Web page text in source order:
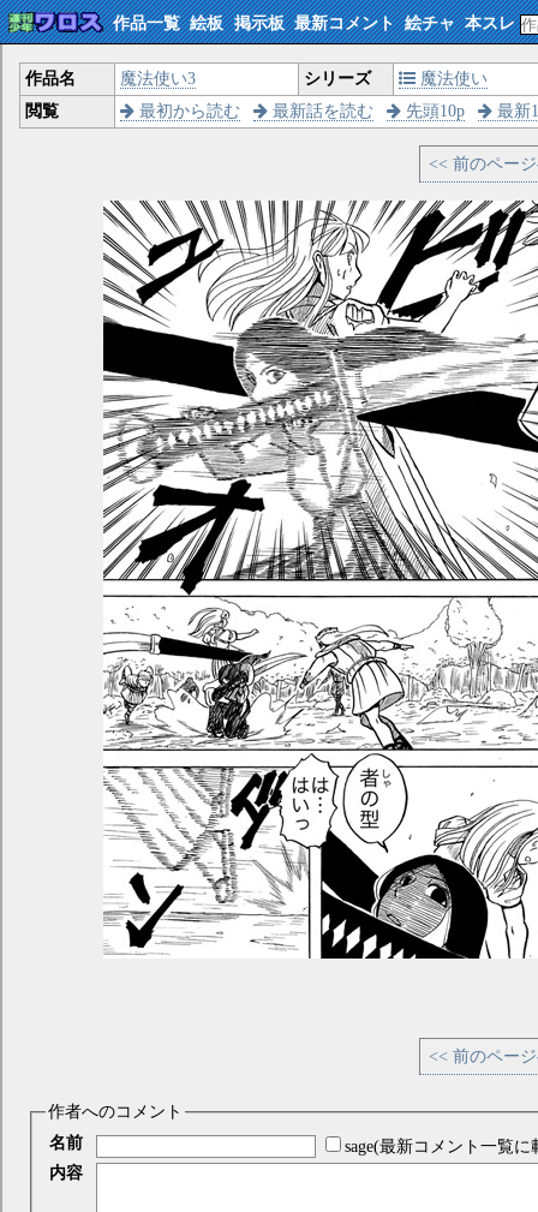
作品一覧 絵板 掲示板 最新コメント 絵チャ 本スレ
作品名 魔法使い3 シリーズ
魔法使い
閲覧
最初から読む 最新話を読む 先頭10p 最新
<< 前のペー
<< 前のペー
作者へのコメント
名前
sage(最新コメント一覧に
内容